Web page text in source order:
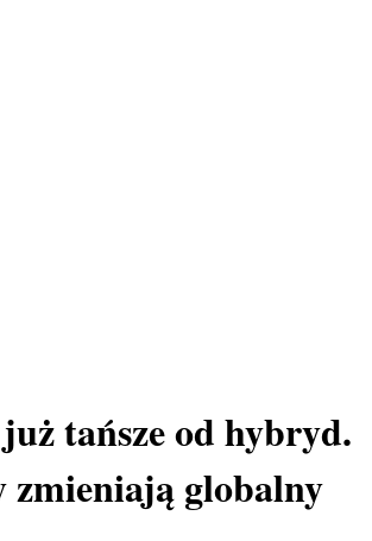
tańsze od hybryd.
zmieniają globalny